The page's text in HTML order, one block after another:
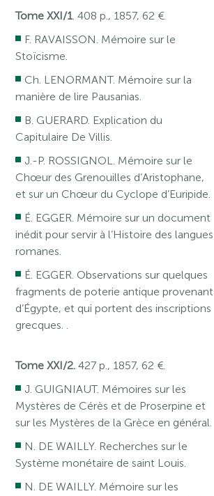
Tome XXI/1 . 408 p., 1857, 62 €.
F. RAVAISSON. Mémoire sur le
Stoïcisme.
Ch. LENORMANT. Mémoire sur la
manière de lire Pausanias.
B. GUERARD. Explication du
Capitulaire De Villis.
J.-P. ROSSIGNOL. Mémoire sur le
Chœur des Grenouilles d’Aristophane,
et sur un Chœur du Cyclope d’Euripide.
É. EGGER. Mémoire sur un document
inédit pour servir à l’Histoire des langues
romanes.
É. EGGER. Observations sur quelques
fragments de poterie antique provenant
d’Égypte, et qui portent des inscriptions
grecques. .
Tome XXI/2. 427 p., 1857, 62 €.
J. GUIGNIAUT. Mémoires sur les
Mystères de Cérès et de Proserpine et
sur les Mystères de la Grèce en général.
N. DE WAILLY. Recherches sur le
Système monétaire de saint Louis.
N. DE WAILLY. Mémoire sur les